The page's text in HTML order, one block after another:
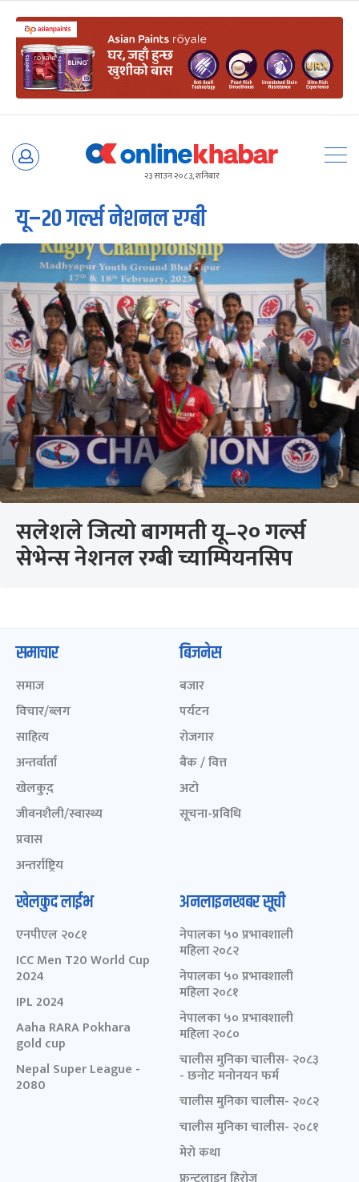
Skip
२३ साउन २०८३, शनिबार
यू–२० गर्ल्स नेशनल रग्बी
सलेशले जित्यो बागमती यू–२० गर्ल्स
सेभेन्स नेशनल रग्बी च्याम्पियनसिप
समाचार
समाज
विचार/ब्लग
साहित्य
अन्तर्वार्ता
खेलकुद़़
जीवनशैली/स्वास्थ्य
प्रवास
अन्तर्राष्ट्रिय
बिजनेस
बजार
पर्यटन
रोजगार
बैंक / वित्त
अटो
सूचना-प्रविधि
खेलकुद लाईभ
एनपीएल २०८१
ICC Men T20 World Cup
2024
IPL 2024
Aaha RARA Pokhara
gold cup
Nepal Super League -
2080
अनलाइनखबर सूची
नेपालका ५० प्रभावशाली
महिला २०८२
नेपालका ५० प्रभावशाली
महिला २०८१
नेपालका ५० प्रभावशाली
महिला २०८०
चालीस मुनिका चालीस- २०८३
- छनोट मनोनयन फर्म
चालीस मुनिका चालीस- २०८२
चालीस मुनिका चालीस- २०८१
मेरो कथा